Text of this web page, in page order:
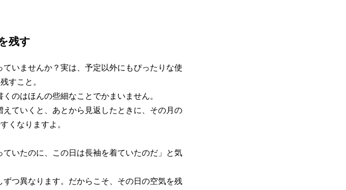
残す
いませんか？実は、予定以外にもぴったりな使
すこと。
のはほんの些細なことでかまいません。
ていくと、あとから見返したときに、その月の
くなりますよ。
いたのに、この日は長袖を着ていたのだ」と気
つ異なります。だからこそ、その日の空気を残